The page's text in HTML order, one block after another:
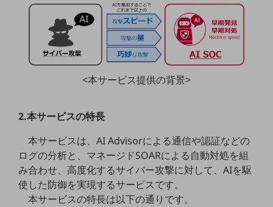
業務支援・マーケティング
災害対策・BCP
課題・ニーズで探す
課題・ニーズで探すTOP
コミュニケーション・情報共有
業務効率化
災害対策
職場環境整備
地域共創・地方創生
<本サービス提供の背景>
2.本サービスの特長
本サービスは、AI Advisorによる通信や認証などの
ログの分析と、マネージドSOARによる自動対処を組
み合わせ、高度化するサイバー攻撃に対して、AIを駆
使した防御を実現するサービスです。
本サービスの特長は以下の通りです。